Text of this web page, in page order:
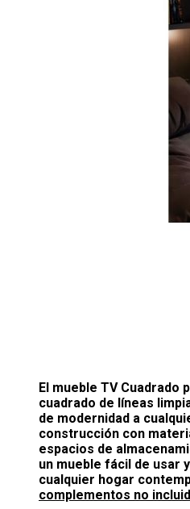
El mueble TV Cuadrado
cuadrado de líneas
de modernidad a
construcción con
espacios de
un mueble fácil de usar
cualquier hogar
complementos no